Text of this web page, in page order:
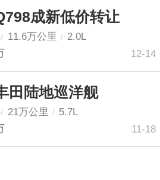
成新低价转让
/ 11.6万公里 / 2.0L
12-14
田陆地巡洋舰
/ 21万公里 / 5.7L
11-18